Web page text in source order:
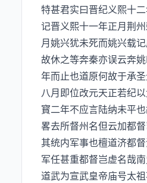
特甚君实曰晋纪义熙十
记晋义熙十一年正月荆
月姚兴犹未死而姚兴载
故休之等奔秦亦误云奔
年而止也道原何故于承
八月即位改元天正若纪
寳二年不应言陆纳未平
畧去所督州名但云加都
其统内军事也檀道济都
军任甚重都督岂虚名哉
道武为宣武皇帝庙号太